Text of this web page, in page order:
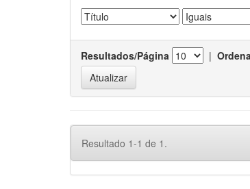
Resultados/Página |
Resultado 1-1 de 1.